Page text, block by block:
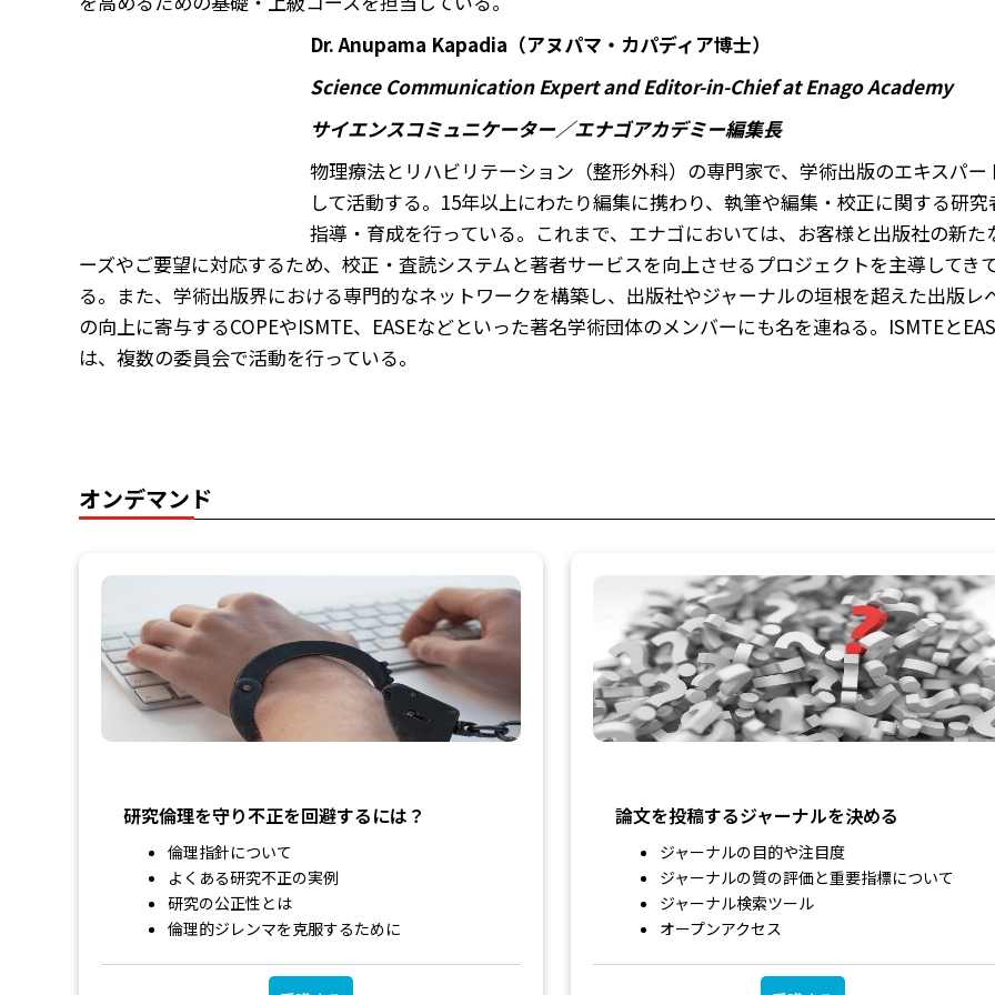
Dr. Anupama Kapadia（アヌパマ・カパディア博士）
Science Communication Expert and Editor-in-Chief at Enago Academy
サイエンスコミュニケーター／エナゴアカデミー編集長
物理療法とリハビリテーション（整形外科）の専門家で、学術出版のエキスパー
して活動する。15年以上にわたり編集に携わり、執筆や編集・校正に関する研究
指導・育成を行っている。これまで、エナゴにおいては、お客様と出版社の新た
ーズやご要望に対応するため、校正・査読システムと著者サービスを向上させるプロジェクトを主導してき
る。また、学術出版界における専門的なネットワークを構築し、出版社やジャーナルの垣根を超えた出版レ
の向上に寄与するCOPEやISMTE、EASEなどといった著名学術団体のメンバーにも名を連ねる。ISMTEと
は、複数の委員会で活動を行っている。
オンデマンド
研究倫理を守り不正を回避するには？
倫理指針について
よくある研究不正の実例
研究の公正性とは
倫理的ジレンマを克服するために
論文を投稿するジャーナルを決める
ジャーナルの目的や注目度
ジャーナルの質の評価と重要指標について
ジャーナル検索ツール
オープンアクセス